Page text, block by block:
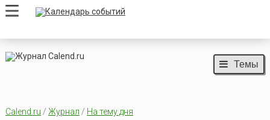
Темы
Calend.ru / Журнал / На тему дня